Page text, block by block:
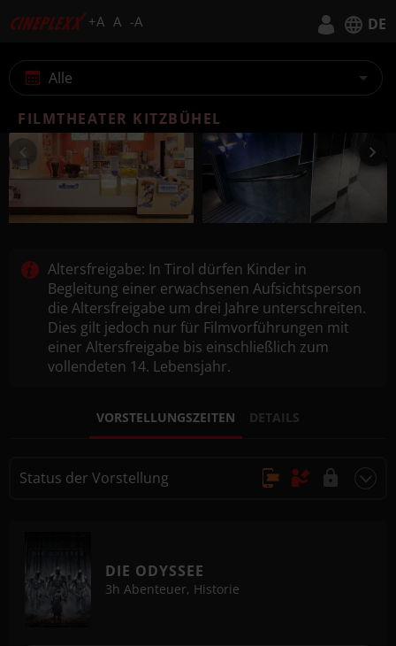
+A A -A DE
Deutsch
English
Alle
FILMTHEATER KITZBÜHEL
Altersfreigabe: In Tirol dürfen Kinder in
Begleitung einer erwachsenen Aufsichtsperson
die Altersfreigabe um drei Jahre unterschreiten.
Dies gilt jedoch nur für Filmvorführungen mit
einer Altersfreigabe bis einschließlich zum
vollendeten 14. Lebensjahr.
VORSTELLUNGSZEITEN DETAILS
Status der Vorstellung
Nicht buchbarDIE ODYSSEE
Abenteuer, Historie
3h